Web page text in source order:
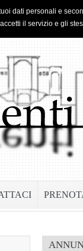
dati personali e
il servizio e gli